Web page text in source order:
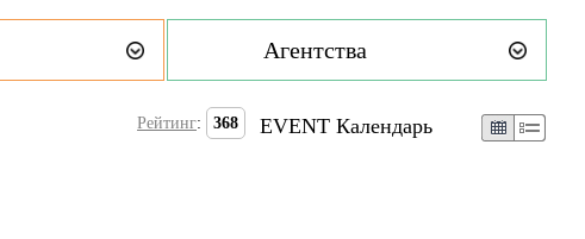
Агентства
Рейтинг: 368 EVENT Календарь